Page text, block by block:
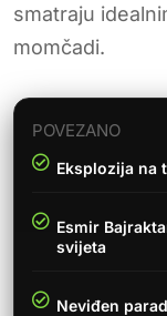
smatraju
momčadi.
POVEZANO
Eksplozija na
Esmir
svijeta
Neviđen